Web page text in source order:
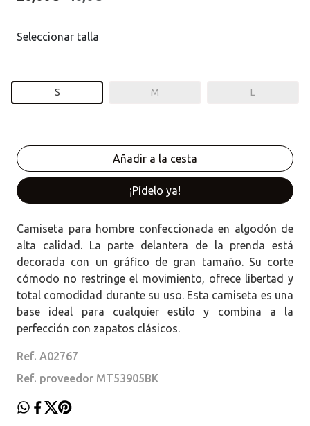
Seleccionar talla
S M L
¡Pídelo ya!
Camiseta para hombre confeccionada en algodón de
alta calidad. La parte delantera de la prenda está
decorada con un gráfico de gran tamaño. Su corte
cómodo no restringe el movimiento, ofrece libertad y
total comodidad durante su uso. Esta camiseta es una
base ideal para cualquier estilo y combina a la
perfección con zapatos clásicos.
Ref. A02767
Ref. proveedor MT53905BK